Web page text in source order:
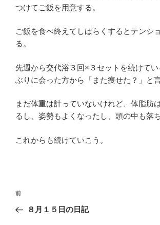
つけてご飯を用意する。
ご飯を食べ終えてしばらくするとテンシ
る。
先週から交代浴３回×３セットを続けて
ぶりに会った方から「また痩せた？」と言
まだ体重は計っていないけれど、体脂肪
るし、姿勢もよくなったし、頭の中も落
これからも続けていこう。
投
過
去
前
８月１５日の日記